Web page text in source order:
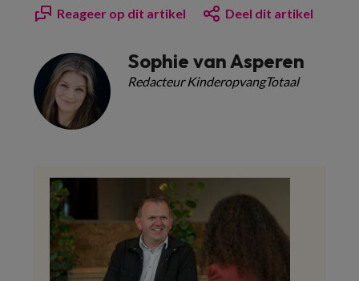
Reageer op dit artikel Deel dit artikel
Sophie van Asperen
Redacteur KinderopvangTotaal